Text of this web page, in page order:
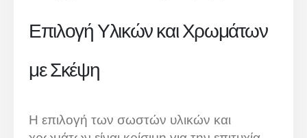
Επιλογή Υλικών και Χρωμάτων
με Σκέψη
Η επιλογή των σωστών υλικών και